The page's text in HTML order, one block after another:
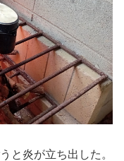
と炎が立ち出した。